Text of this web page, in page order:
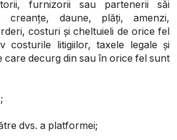
furnizorii sau partenerii săi
creanțe, daune, plăți, amenzi,
costuri și cheltuieli de orice fel
costurile litigiilor, taxele legale și
care decurg din sau în orice fel sunt
dvs. a platformei;